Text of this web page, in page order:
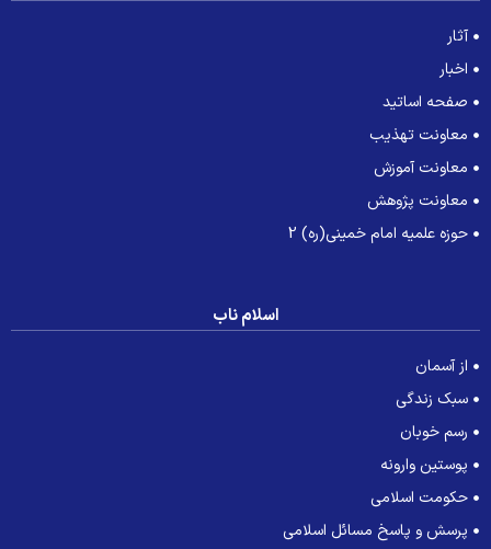
آثار
اخبار
صفحه اساتید
معاونت تهذیب
معاونت آموزش
معاونت پژوهش
حوزه علمیه امام خمینی(ره) 2
اسلام ناب
از آسمان
سبک زندگی
رسم خوبان
پوستین وارونه
حکومت اسلامی
پرسش و پاسخ مسائل اسلامی